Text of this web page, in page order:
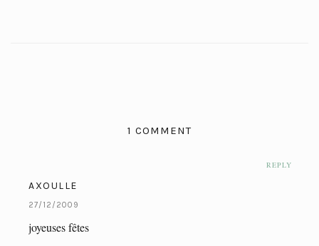
1 COMMENT
REPLY
AXOULLE
27/12/2009
joyeuses fêtes